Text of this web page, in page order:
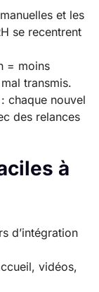
et les
se recentrent
= moins
transmis.
: chaque nouvel
des relances
à
d’intégration
vidéos,